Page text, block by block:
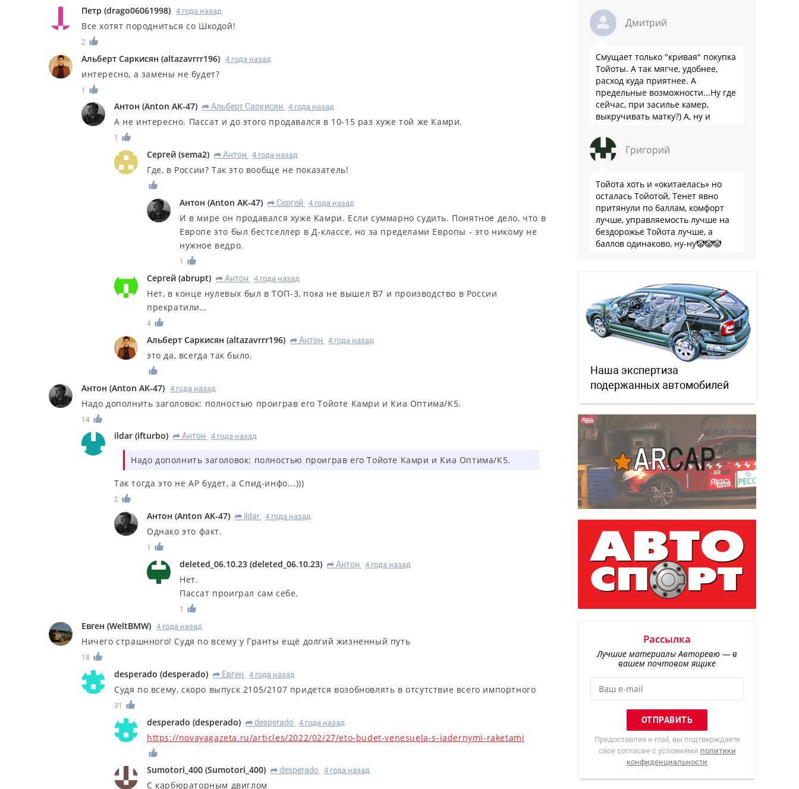
Петр (drago06061998) 4 года назад
Все хотят породниться со Шкодой!
2
Альберт Саркисян (altazavrrr196) 4 года назад
интересно, а замены не будет?
1
Антон (Anton AK-47) R Альберт Саркисян 4 года назад
А не интересно. Пассат и до этого продавался в 10-15 раз хуже той же Камри.
1
Сергей (sema2) R Антон 4 года назад
Где, в России? Так это вообще не показатель!
Антон (Anton AK-47) R Сергей 4 года назад
И в мире он продавался хуже Камри. Если суммарно судить. Понятное дело, что в
Европе это был бестселлер в Д-классе, но за пределами Европы - это никому не
нужное ведро.
1
Сергей (abrupt) R Антон 4 года назад
Нет, в конце нулевых был в ТОП-3, пока не вышел В7 и производство в России
прекратили…
4
Альберт Саркисян (altazavrrr196) R Антон 4 года назад
это да, всегда так было.
Антон (Anton AK-47) 4 года назад
Надо дополнить заголовок: полностью проиграв его Тойоте Камри и Киа Оптима/К5.
14
ildar (ifturbo) R Антон 4 года назад
Надо дополнить заголовок: полностью проиграв его Тойоте Камри и Киа Оптима/К5.
Так тогда это не АР будет, а Спид-инфо...)))
2
Антон (Anton AK-47) R ildar 4 года назад
Однако это факт.
1
deleted_06.10.23 (deleted_06.10.23) R Антон 4 года назад
Нет.
Пассат проиграл сам себе.
1
Евген (WeltBMW) 4 года назад
Ничего страшнного! Судя по всему у Гранты ещё долгий жизненный путь
18
desperado (desperado) R Евген 4 года назад
Судя по всему, скоро выпуск 2105/2107 придется возобновлять в отсутствие всего импортного
31
desperado (desperado) R desperado 4 года назад
https://novayagazeta.ru/articles/2022/02/27/eto-budet-venesuela-s-iadernymi-raketami
Sumotori_400 (Sumotori_400) R desperado 4 года назад
С карбюраторным двиглом
Дмитрий
Смущает только "кривая" покупка
Тойоты. А так мягче, удобнее,
расход куда приятнее. А
предельные возможности...Ну где
сейчас, при засилье камер,
выкручивать матку?) А, ну и
забываем.
Григорий
Тойота хоть и «окитаелась» но
осталась Тойотой, Тенет явно
притянули по баллам, комфорт
лучше, управляемость лучше на
бездорожье Тойота лучше, а
баллов одинаково, ну-ну🤡🤡🤡
Наша экспертиза
подержанных автомобилей
Рассылка
Лучшие материалы Авторевю — в
вашем почтовом ящике
Предоставляя e-mail, вы подтверждаете
свое согласие с условиями политики
конфиденциальности